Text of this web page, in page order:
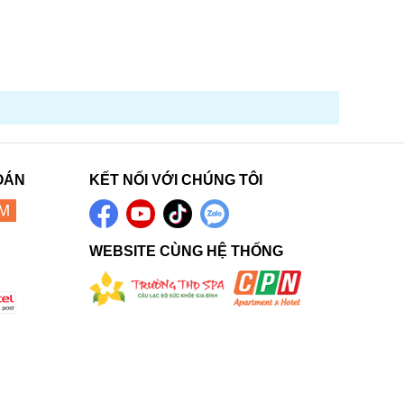
KẾT NỐI VỚI CHÚNG TÔI
WEBSITE CÙNG HỆ THỐNG